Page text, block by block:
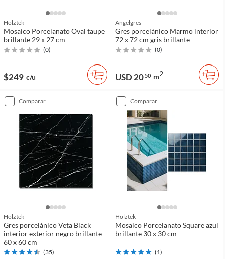
Holztek
Mosaico Porcelanato Oval taupe
brillante 29 x 27 cm
(0)
$249 c/u
Angelgres
Gres porcelánico Marmo interior
72 x 72 cm gris brillante
(0)
USD 2050 m2
comparar
Holztek
Gres porcelánico Veta Black
interior exterior negro brillante
60 x 60 cm
(35)
comparar
Holztek
Mosaico Porcelanato Square azul
brillante 30 x 30 cm
(1)